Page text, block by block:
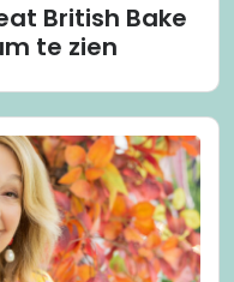
British Bake
te zien